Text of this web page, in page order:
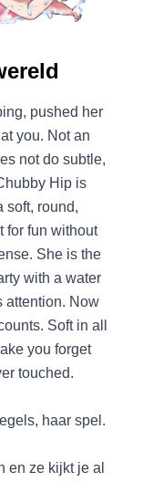
pushed her
you. Not an
not do subtle,
Hip is
soft, round,
for fun without
She is the
with a water
attention. Now
Soft in all
you forget
touched.
haar spel.
en ze kijkt je al